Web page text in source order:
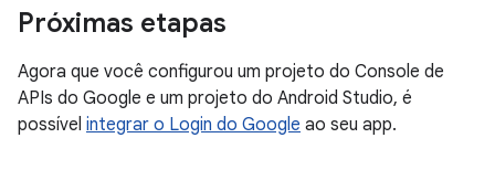
Próximas etapas
Agora que você configurou um projeto do Console de
APIs do Google e um projeto do Android Studio, é
possível integrar o Login do Google ao seu app.